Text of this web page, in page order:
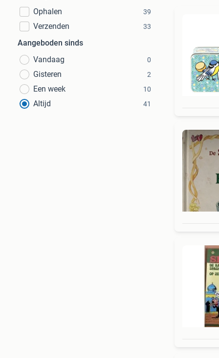
Ophalen
39
Verzenden 33
Aangeboden sinds
Vandaag
0
Gisteren 2
Een week 10
Altijd 41